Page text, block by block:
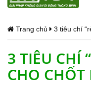
Trang chủ 3 tiêu chí
3 TIÊU CHÍ
CHO CHỐT